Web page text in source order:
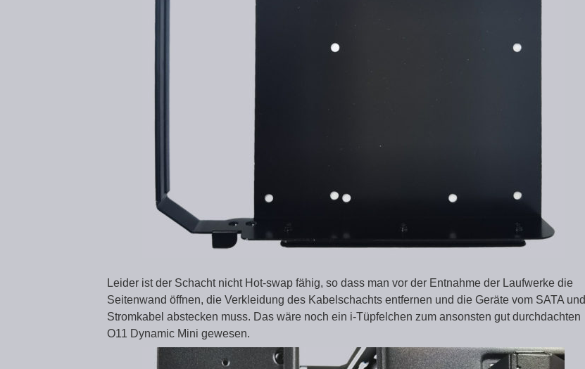
Leider ist der Schacht nicht Hot-swap fähig, so dass man vor der Entnahme der Laufwerke die
Seitenwand öffnen, die Verkleidung des Kabelschachts entfernen und die Geräte vom SATA und
Stromkabel abstecken muss. Das wäre noch ein i-Tüpfelchen zum ansonsten gut durchdachten
O11 Dynamic Mini gewesen.